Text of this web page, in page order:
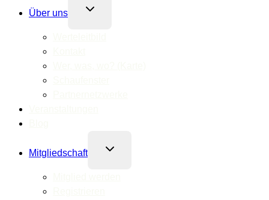
Über uns
Untermenü
Mitgliedschaft
Untermenü